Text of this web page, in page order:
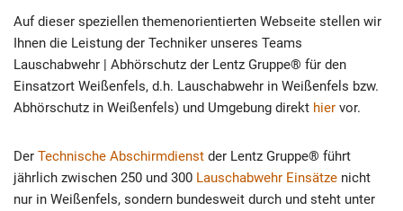
Auf dieser speziellen themenorientierten Webseite stellen wir
Ihnen die Leistung der Techniker unseres Teams
Lauschabwehr | Abhörschutz der Lentz Gruppe® für den
Einsatzort Weißenfels, d.h. Lauschabwehr in Weißenfels bzw.
Abhörschutz in Weißenfels) und Umgebung direkt hier vor.
Der Technische Abschirmdienst der Lentz Gruppe® führt
jährlich zwischen 250 und 300 Lauschabwehr Einsätze nicht
nur in Weißenfels, sondern bundesweit durch und steht unter